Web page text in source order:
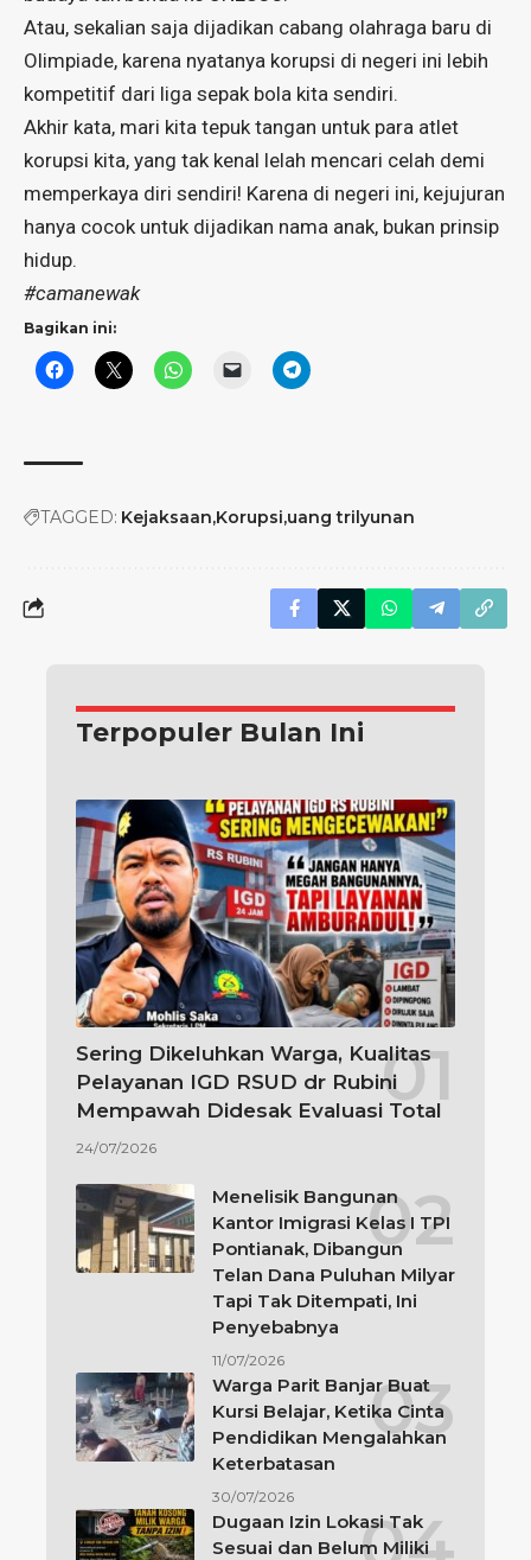
Atau, sekalian saja dijadikan cabang olahraga baru di
Olimpiade, karena nyatanya korupsi di negeri ini lebih
kompetitif dari liga sepak bola kita sendiri.
Akhir kata, mari kita tepuk tangan untuk para atlet
korupsi kita, yang tak kenal lelah mencari celah demi
memperkaya diri sendiri! Karena di negeri ini, kejujuran
hanya cocok untuk dijadikan nama anak, bukan prinsip
hidup.
#camanewak
Bagikan ini:
TAGGED: Kejaksaan Korupsi uang trilyunan
Terpopuler Bulan Ini
Sering Dikeluhkan Warga, Kualitas
Pelayanan IGD RSUD dr Rubini
Mempawah Didesak Evaluasi Total
24/07/2026
Menelisik Bangunan
Kantor Imigrasi Kelas I TPI
Pontianak, Dibangun
Telan Dana Puluhan Milyar
Tapi Tak Ditempati, Ini
Penyebabnya
11/07/2026
Warga Parit Banjar Buat
Kursi Belajar, Ketika Cinta
Pendidikan Mengalahkan
Keterbatasan
30/07/2026
Dugaan Izin Lokasi Tak
Sesuai dan Belum Miliki